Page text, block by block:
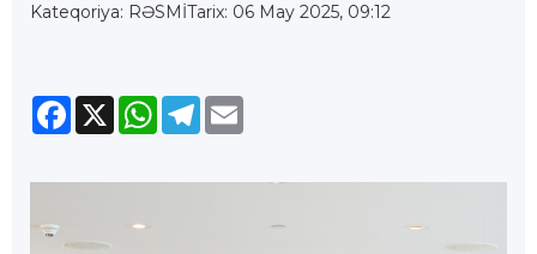
Kateqoriya: RƏSMİTarix: 06 May 2025, 09:12
Facebook
X WhatsApp
Telegram